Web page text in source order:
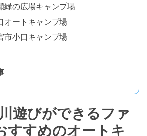
緑の広場キャンプ場
オートキャンプ場
市小口キャンプ場
川遊びができるファ
すすめのオートキ